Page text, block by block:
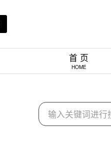
首 页
HOME